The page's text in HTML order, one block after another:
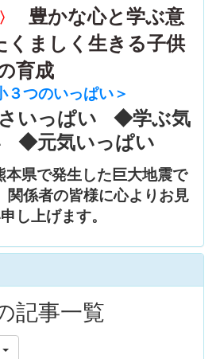
豊かな心と学ぶ意
くましく生きる子供
育成
３つのいっぱい＞
いっぱい ◆学ぶ気
◆元気いっぱい
本県で発生した巨大地震で
関係者の皆様に心よりお見
し上げます。
記事一覧